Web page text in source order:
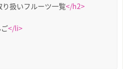
り扱いフルーツ一覧</h2>
</li>